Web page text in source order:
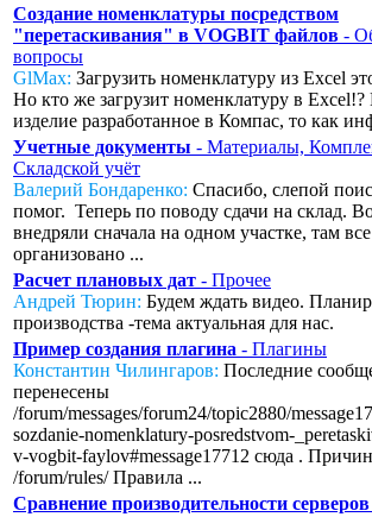
Создание номенклатуры посредством
"перетаскивания" в VOGBIT файлов -
вопросы
GlMax: Загрузить номенклатуру из Excel
Но кто же загрузит номенклатуру в Excel!?
изделие разработанное в Компас, то как
Учетные документы - Материалы,
Складской учёт
Валерий Бондаренко: Спасибо, слепой
помог. Теперь по поводу сдачи на склад.
внедряли сначала на одном участке, там
организовано ...
Расчет плановых дат - Прочее
Андрей Тюрин: Будем ждать видео.
производства -тема актуальная для нас.
Пример создания плагина - Плагины
Константин Чилингаров: Последние
перенесены
/forum/messages/forum24/topic2880/
sozdanie-nomenklatury-posredstvom-
v-vogbit-faylov#message17712 сюда .
/forum/rules/ Правила ...
Сравнение производительности серверов